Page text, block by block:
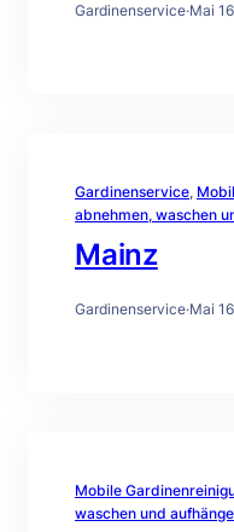
Gardinenservice·Mai
Gardinenservice,
abnehmen, waschen
Mainz
Gardinenservice·Mai
Mobile
waschen und